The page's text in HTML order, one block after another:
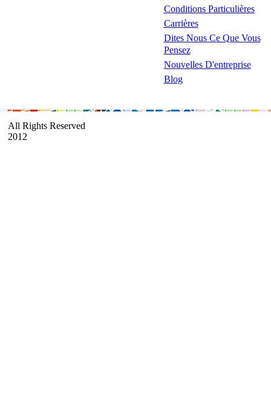
Conditions Particulières
Carrières
Dites Nous Ce Que Vous
Pensez
Nouvelles D'entreprise
Blog
All Rights Reserved
2012